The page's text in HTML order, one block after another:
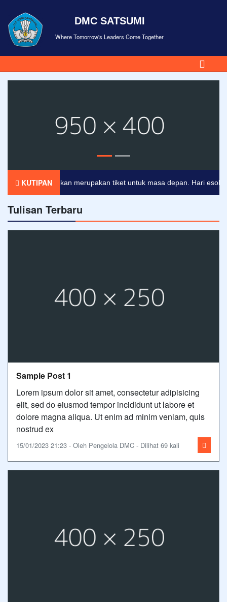
DMC SATSUMI
Where Tomorrow's Leaders Come Together
KUTIPAN
Pendidikan merupakan tiket untuk masa depan. Hari esok
Tulisan Terbaru
Sample Post 1
Lorem ipsum dolor sit amet, consectetur adipisicing
elit, sed do eiusmod tempor incididunt ut labore et
dolore magna aliqua. Ut enim ad minim veniam, quis
nostrud ex
15/01/2023 21:23 - Oleh Pengelola DMC - Dilihat 69 kali